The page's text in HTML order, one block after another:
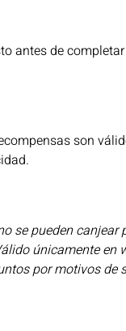
antes de
son
se pueden
únicamente
por motivos